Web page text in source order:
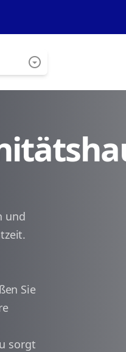
arrow_drop_down_circle
und
Sie
sorgt